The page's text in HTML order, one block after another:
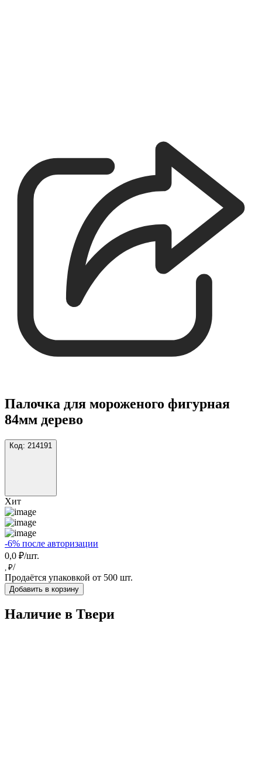
Палочка для мороженого фигурная
84мм дерево
Код: 214191
Хит
-6% после авторизации
0,0 ₽/шт.
, ₽/
Продаётся упаковкой от 500 шт.
Добавить в корзину
Наличие в Твери